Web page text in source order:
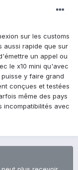
sur les customs
aussi rapide que sur
un appel ou
le x10 mini qu'avec
y faire grand
conçues et testées
même des pays
incompatibilités avec